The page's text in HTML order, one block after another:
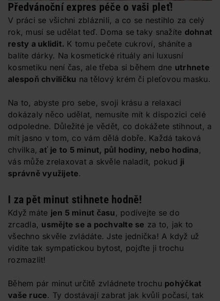
Předvánoční expres péče o vaši pleť!
V práci se všichni zbláznili, a co se nestihlo za celý
rok, musí se udělat teď. Doma se taky snažíte dohnat
resty a uklidit. K tomu pečete cukroví, sháníte a
balíte dárky. Na kosmetické rituály ani luxusní
kosmetiku není čas, ale třeba si během dne utrhnete
alespoň chviličku na tělový krém či pleťovou masku.
Na to, abyste pro sebe, svoji krásu a relaxaci
dokázaly něco udělat, nemusíte mít k dispozici celé
odpoledne. Důležité je vědět, co dokážete stihnout, a
mít jasno v tom, co vám dělá dobře. Každá taková
chvilka, ať je to 5 minut, půl hodiny, nebo hodina,
vás může zrelaxovat a skvěle naladit, pokud ji
správně využijete.
I za pět minut stihnete hodně!
Když máte jen 5 minut času, podívejte se do
zrcadla, usmějte se a pochvalte se za to, jak to
všechno skvěle zvládáte. Jste jednička! A když už
vidíte tak sympatickou bytost, pojďte ji trochu
rozmazlit!
Během pár minut určitě zvládnete trochu pohýčkat
vaše ruce. Ty dostávají zabrat jak kvůli počasí, tak